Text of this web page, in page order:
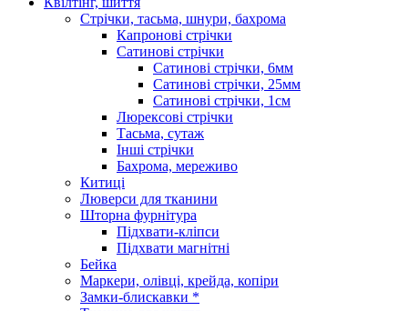
Стрічки, тасьма, шнури, бахрома
Капронові стрічки
Сатинові стрічки
Сатинові стрічки, 6мм
Сатинові стрічки, 25мм
Сатинові стрічки, 1см
Люрексові стрічки
Тасьма, сутаж
Інші стрічки
Бахрома, мереживо
Китиці
Люверси для тканини
Шторна фурнітура
Підхвати-кліпси
Підхвати магнітні
Бейка
Маркери, олівці, крейда, копіри
Замки-блискавки *